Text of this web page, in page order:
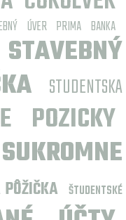
ÚVER PRIMA BANKA
STAVEBNÝ
STUDENTSKA
POZICKY
SUKROMNE
ŠTUDENTSKÉ